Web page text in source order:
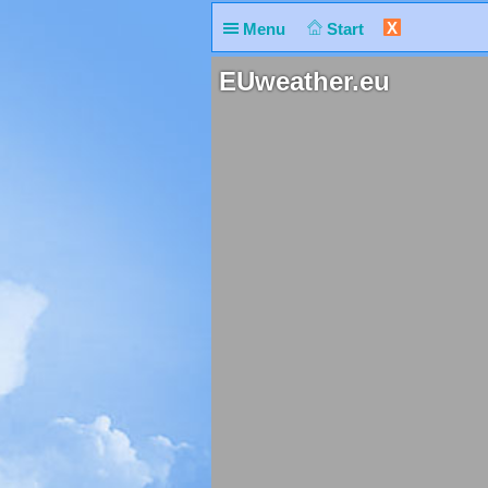
Menu Start X